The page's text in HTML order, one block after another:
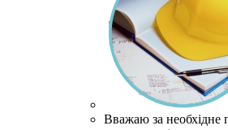
Вважаю за необхідне